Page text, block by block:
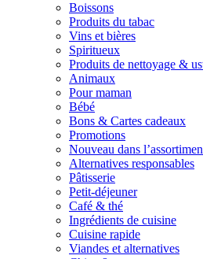
Boissons
Produits du tabac
Vins et bières
Spiritueux
Produits de nettoyage &
Animaux
Pour maman
Bébé
Bons & Cartes cadeaux
Promotions
Nouveau dans
Alternatives responsables
Pâtisserie
Petit-déjeuner
Café & thé
Ingrédients de cuisine
Cuisine rapide
Viandes et alternatives